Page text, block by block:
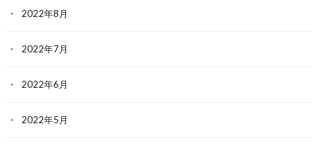
2022年8月
2022年7月
2022年6月
2022年5月